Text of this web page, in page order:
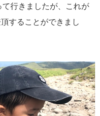
行きましたが、これが
することができまし